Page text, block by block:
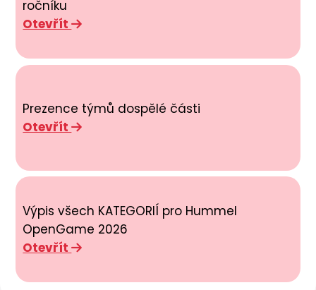
ročníku
Otevřít
Prezence týmů dospělé části
Otevřít
Výpis všech KATEGORIÍ pro Hummel
OpenGame 2026
Otevřít